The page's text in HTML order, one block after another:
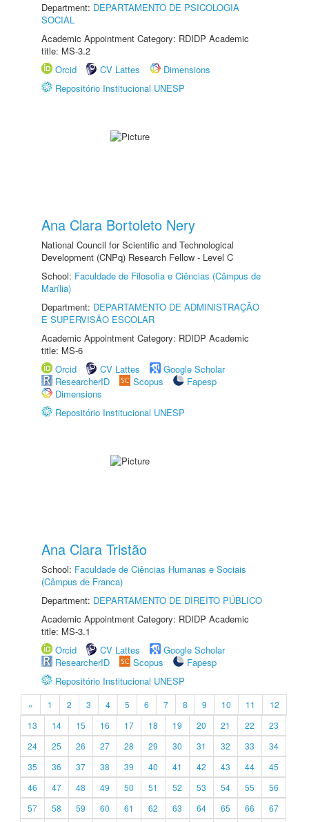
Department: DEPARTAMENTO DE PSICOLOGIA
SOCIAL
Academic Appointment Category: RDIDP Academic
title: MS-3.2
Orcid
CV Lattes
Dimensions
Repositório Institucional UNESP
Ana Clara Bortoleto Nery
National Council for Scientific and Technological
Development (CNPq) Research Fellow - Level C
School: Faculdade de Filosofia e Ciências (Câmpus de
Marília)
Department: DEPARTAMENTO DE ADMINISTRAÇÃO
E SUPERVISÃO ESCOLAR
Academic Appointment Category: RDIDP Academic
title: MS-6
Orcid
CV Lattes
Google Scholar
ResearcherID
Scopus
Fapesp
Dimensions
Repositório Institucional UNESP
Ana Clara Tristão
School: Faculdade de Ciências Humanas e Sociais
(Câmpus de Franca)
Department: DEPARTAMENTO DE DIREITO PÚBLICO
Academic Appointment Category: RDIDP Academic
title: MS-3.1
Orcid
CV Lattes
Google Scholar
ResearcherID
Scopus
Fapesp
Repositório Institucional UNESP
« 1 2 3 4 5 6 7 8 9 10 11
12
13
14 15 16 17 18 19 20 21 22
23
24
25 26 27 28 29 30 31 32 33
34
35
36 37 38 39 40 41 42 43 44
45
46
47 48 49 50 51 52 53 54 55
56
57
58 59 60 61 62 63 64 65 66
67